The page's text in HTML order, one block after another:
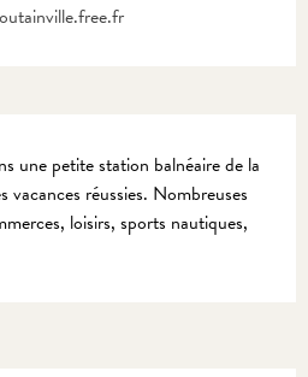
une petite station balnéaire de la
réussies. Nombreuses
loisirs, sports nautiques,